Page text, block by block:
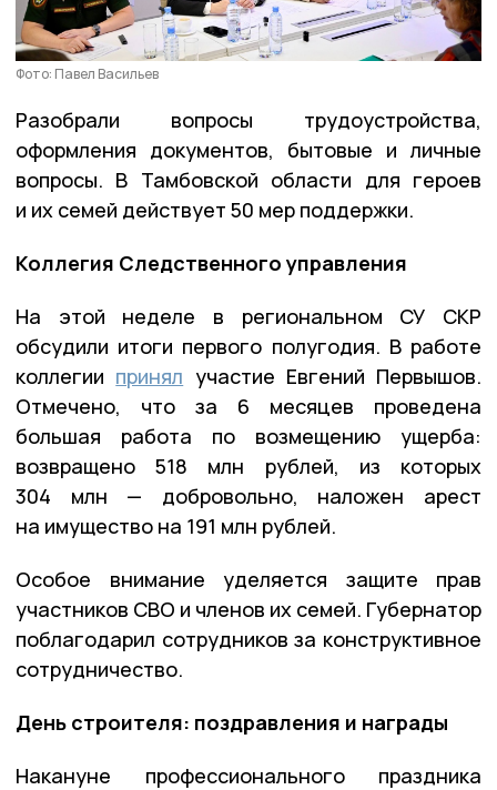
Фото: Павел Васильев
Разобрали вопросы трудоустройства,
оформления документов, бытовые и личные
вопросы. В Тамбовской области для героев
и их семей действует 50 мер поддержки.
Коллегия Следственного управления
На этой неделе в региональном СУ СКР
обсудили итоги первого полугодия. В работе
коллегии принял участие Евгений Первышов.
Отмечено, что за 6 месяцев проведена
большая работа по возмещению ущерба:
возвращено 518 млн рублей, из которых
304 млн — добровольно, наложен арест
на имущество на 191 млн рублей.
Особое внимание уделяется защите прав
участников СВО и членов их семей. Губернатор
поблагодарил сотрудников за конструктивное
сотрудничество.
День строителя: поздравления и награды
Накануне профессионального праздника